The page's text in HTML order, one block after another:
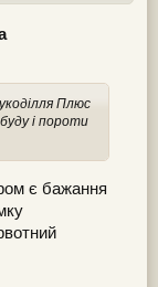
Плюс
і пороти
є бажання